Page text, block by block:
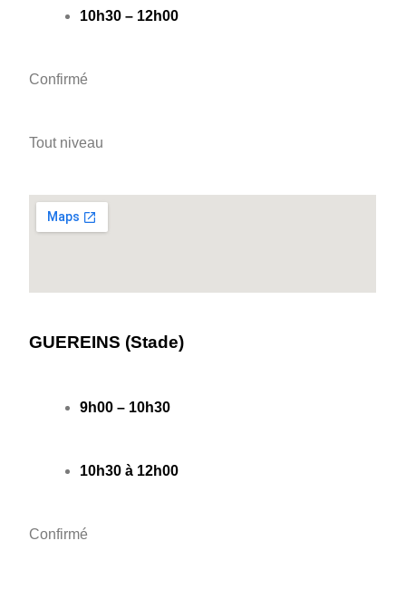
10h30 – 12h00
Confirmé
Tout niveau
GUEREINS (Stade)
9h00 – 10h30
10h30 à 12h00
Confirmé